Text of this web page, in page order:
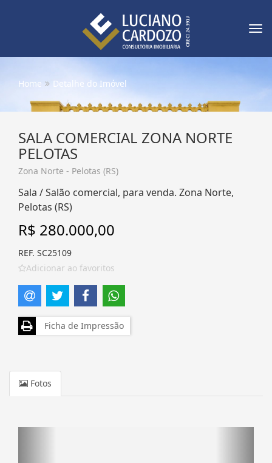
Home Detalhe do Imóvel
SALA COMERCIAL ZONA NORTE
PELOTAS
Zona Norte - Pelotas (RS)
Sala / Salão comercial, para venda. Zona Norte,
Pelotas (RS)
R$ 280.000,00
REF. SC25109
Adicionar ao favoritos
Ficha de Impressão
Fotos